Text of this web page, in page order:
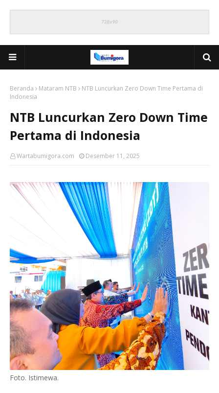
Beranda Mataram NTB
NTB Luncurkan Zero Down Time Pertama di
Indonesia
NTB Luncurkan Zero Down Time
Pertama di Indonesia
Wartabumigora.com Desember 11, 2025
Foto. Istimewa.